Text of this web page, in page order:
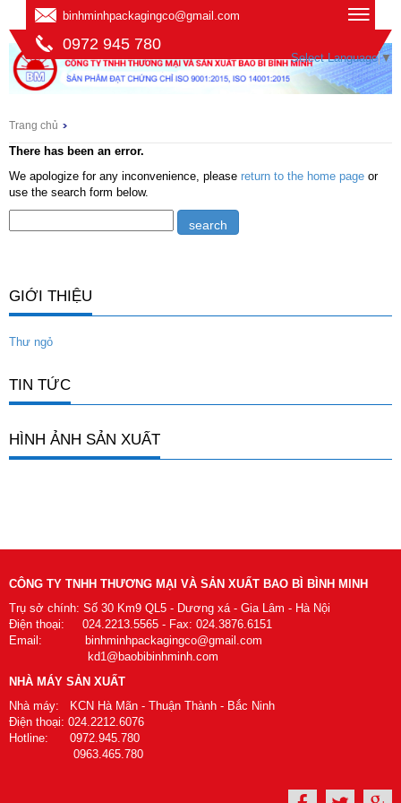
binhminhpackagingco@gmail.com
0972 945 780
Select Language ▼
Trang chủ
There has been an error.
We apologize for any inconvenience, please return to the home page or
use the search form below.
GIỚI THIỆU
Thư ngỏ
TIN TỨC
HÌNH ẢNH SẢN XUẤT
CÔNG TY TNHH THƯƠNG MẠI VÀ SẢN XUẤT BAO BÌ BÌNH MINH
Trụ sở chính: Số 30 Km9 QL5 - Dương xá - Gia Lâm - Hà Nội
Điện thoại: 024.2213.5565 - Fax: 024.3876.6151
Email: binhminhpackagingco@gmail.com
kd1@baobibinhminh.com
NHÀ MÁY SẢN XUẤT
Nhà máy: KCN Hà Mãn - Thuận Thành - Bắc Ninh
Điện thoại: 024.2212.6076
Hotline: 0972.945.780
0963.465.780